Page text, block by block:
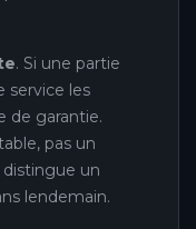
. Si une partie
service les
de garantie.
pas un
un
lendemain.